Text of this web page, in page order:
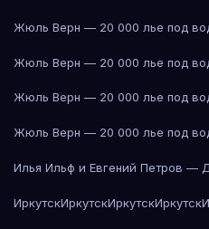
Жюль Верн — 20 000 лье под
Жюль Верн — 20 000 лье под
Жюль Верн — 20 000 лье под
Жюль Верн — 20 000 лье под
Илья Ильф и Евгений Петров —
ИркутскИркутскИркутскИркутск